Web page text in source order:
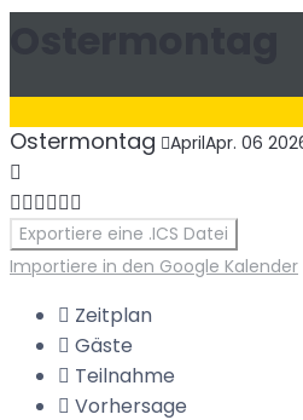
Ostermontag AprilApr. 06
Exportiere eine .ICS Datei
Importiere in den Google Kalender
Zeitplan
Gäste
Teilnahme
Vorhersage